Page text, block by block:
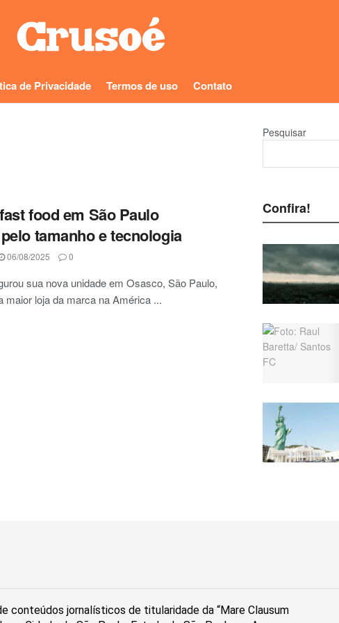
de Privacidade Termos de uso Contato
food em São Paulo
tamanho e tecnologia
06/08/2025 0
sua nova unidade em Osasco, São Paulo,
maior loja da marca na América ...
Pesquisar
Confira!
conteúdos jornalísticos de titularidade da “Mare Clausum